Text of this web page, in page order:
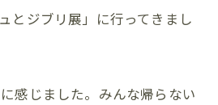
とジブリ展」に行ってきまし
感じました。みんな帰らない